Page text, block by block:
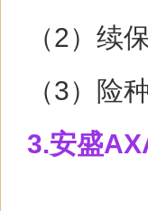
（2）续
（3）险
3.安盛